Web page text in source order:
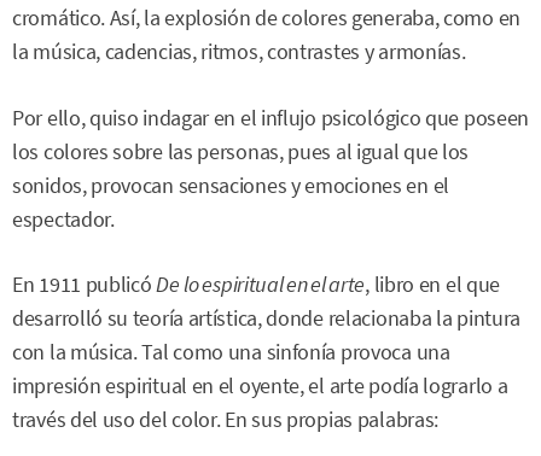
cromático. Así, la explosión de colores generaba, como en
la música, cadencias, ritmos, contrastes y armonías.
Por ello, quiso indagar en el influjo psicológico que poseen
los colores sobre las personas, pues al igual que los
sonidos, provocan sensaciones y emociones en el
espectador.
En 1911 publicóDelo espiritual en el arte, libro en el que
desarrolló su teoría artística, donde relacionaba la pintura
con la música. Tal como una sinfonía provoca una
impresión espiritual en el oyente, el arte podía lograrlo a
través del uso del color. En sus propias palabras: